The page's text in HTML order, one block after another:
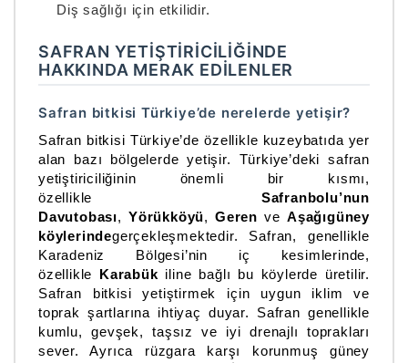
Diş sağlığı için etkilidir.
SAFRAN YETIŞTIRICILIĞINDE
HAKKINDA MERAK EDILENLER
Safran bitkisi Türkiye’de nerelerde yetişir?
Safran bitkisi Türkiye’de özellikle kuzeybatıda yer
alan bazı bölgelerde yetişir. Türkiye’deki safran
yetiştiriciliğinin önemli bir kısmı,
özellikle Safranbolu’nun
Davutobası, Yörükköyü,Geren ve Aşağıgüney
köylerindegerçekleşmektedir. Safran, genellikle
Karadeniz Bölgesi’nin iç kesimlerinde,
özellikle
Karabük iline bağlı bu köylerde üretilir.
Safran bitkisi yetiştirmek için uygun iklim ve
toprak şartlarına ihtiyaç duyar. Safran genellikle
kumlu, gevşek, taşsız ve iyi drenajlı toprakları
sever. Ayrıca rüzgara karşı korunmuş güney